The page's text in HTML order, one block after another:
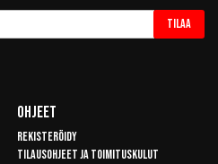
Tilaa
Ohjeet
Rekisteröidy
Tilausohjeet ja toimituskulut